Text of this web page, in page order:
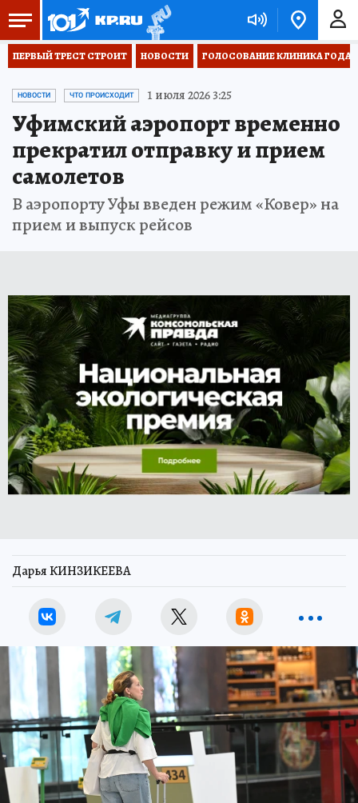
ПЕРВЫЙ ТРЕСТ СТРОИТ НОВОСТИ ГОЛОСОВАНИЕ КЛИНИКА ГОДА
НОВОСТИ ЧТО ПРОИСХОДИТ 1 июля 2026 3:25
Уфимский аэропорт временно
прекратил отправку и прием
самолетов
В аэропорту Уфы введен режим «Ковер» на
прием и выпуск рейсов
Дарья КИНЗИКЕЕВА